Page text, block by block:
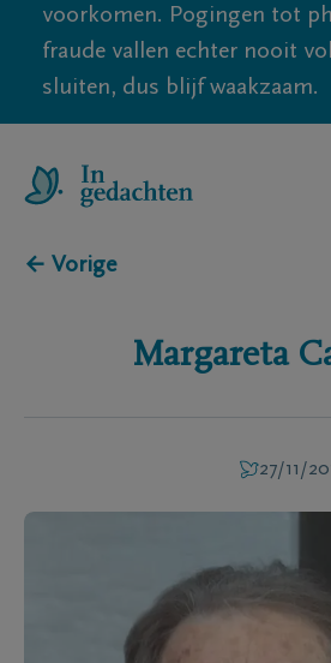
voorkomen. Pogingen tot
fraude vallen echter nooit
sluiten, dus blijf waakzaam.
← Vorige
Margareta
27/11/